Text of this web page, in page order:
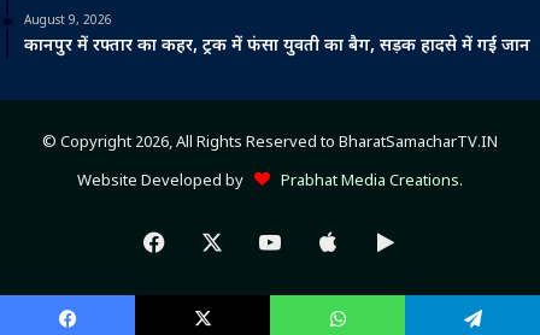
August 9, 2026
कानपुर में रफ्तार का कहर, ट्रक में फंसा युवती का बैग, सड़क हादसे में गई जान
© Copyright 2026, All Rights Reserved to BharatSamacharTV.IN
Website Developed by
Prabhat Media Creations.
Facebook YouTubeAppleGoogle
Play